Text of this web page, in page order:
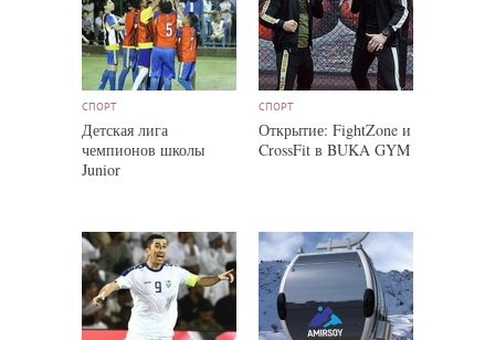
СПОРТ
Детская лига
чемпионов школы
Junior
СПОРТ
Открытие: FightZone и
CrossFit в BUKA GYM